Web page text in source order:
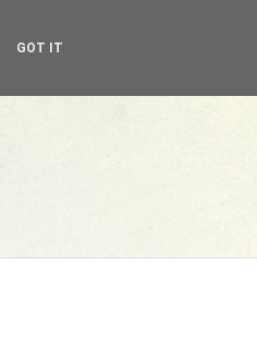
GOT IT